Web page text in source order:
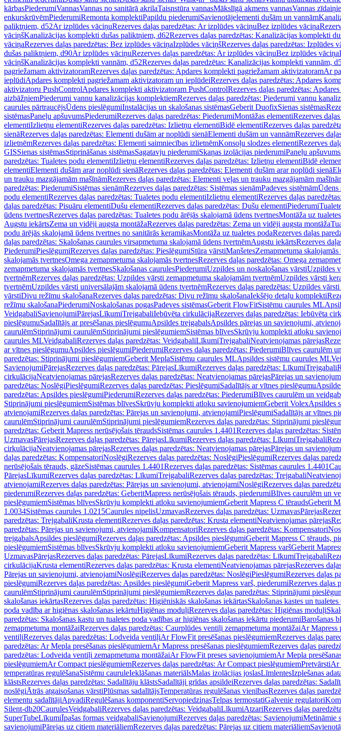
kārbasPiederumiVannasVannas no sanitārā akrilaTaisnstūra vannasMākslīgā akmens vannasVannas
enkurskrūvēmPiederumiRemonta komplektiPapildu piederumiSavienotājelementi dušām un vannām
paliktņiem, d52Ar izplūdes vāciņuRezerves daļas paredzētas: Ar izplūdes vāciņuBez izplūdes vāciņa
vāciņšKanalizācijas komplekti dušas paliktņiem, d62Rezerves daļas paredzētas: Kanalizācijas komplekti
vāciņaRezerves daļas paredzētas: Bez izplūdes vāciņaIzplūdes vāciņšRezerves daļas paredzētas: Izplūdes
dušas paliktņiem, d90Ar izplūdes vāciņuRezerves daļas paredzētas: Ar izplūdes vāciņuBez izplūdes vāciņa
vāciņšKanalizācijas komplekti vannām, d52Rezerves daļas paredzētas: Kanalizācijas komplekti vannām,
pagriežamam aktivizatoramRezerves daļas paredzētas: Apdares komplekti pagriežamam aktivizatoramAr
ieplūdiApdares komplekti pagriežamam aktivizatoram un ieplūdeiRezerves daļas paredzētas: Apdares
aktivizatoru PushControlApdares komplekti aktivizatoram PushControlRezerves daļas paredzētas:
aizbāžņiemPiederumi vannu kanalizācijas komplektiemRezerves daļas paredzētas: Piederumi vannu
caurules pārtraucējsŪdens pieslēgumiInstalācijas un skalošanas sistēmasGeberit DuofixSienas sistēmas
sistēmasPaneļu apšuvumsPiederumiRezerves daļas paredzētas: PiederumiMontāžas elementiRezerves
elementiIzlietņu elementiRezerves daļas paredzētas: Izlietņu elementiBidē elementiRezerves daļas
sienāRezerves daļas paredzētas: Elementi dušām ar noplūdi sienāElementi dušām un vannāmRezerves
izlietnēmRezerves daļas paredzētas: Elementi saimniecības izlietnēmKonsoļu slodzes elementiRezerves
GISSienas sistēmasStiprināšanas sistēmasSagatavju piederumiSkaņas izolācijas piederumiPaneļu apšuvums
paredzētas: Tualetes podu elementiIzlietņu elementiRezerves daļas paredzētas: Izlietņu elementiBidē
elementiElementi dušām arar noplūdi sienāRezerves daļas paredzētas: Elementi dušām arar noplūdi sienā
un trauku mazgājamām mašīnāmRezerves daļas paredzētas: Elementi veļas un trauku mazgājamām
paredzētas: PiederumiSistēmas sienāmRezerves daļas paredzētas: Sistēmas sienāmPadeves sistēmāmŪdens
podu elementiRezerves daļas paredzētas: Tualetes podu elementiIzlietņu elementiRezerves daļas
daļas paredzētas: Pisuāru elementiDušu elementiRezerves daļas paredzētas: Dušu elementiPiederumi
ūdens tvertnesRezerves daļas paredzētas: Tualetes podu ārējās skalojamā ūdens tvertnesMontāža uz
Augstu iekārtsZema un vidēji augsta montāžaRezerves daļas paredzētas: Zema un vidēji augsta montāža
podu ārējās skalojamā ūdens tvertnes no sanitārās keramikasMontāža uz tualetes podaRezerves daļas
daļas paredzētas: Skalošanas caurules virsapmetuma skalojamā ūdens tvertnēmAugstu iekārtsRezerves
PiederumiPieslēgumiRezerves daļas paredzētas: PieslēgumiStūra vārstiManšetesZemapmetuma skalojamās
skalojamās tvertnesOmega zemapmetuma skalojamās tvertnesRezerves daļas paredzētas: Omega
zemapmetuma skalojamās tvertnesSkalošanas caurulesPiederumiUzpildes un noskalošanas vārstiUzpildes
tvertnēmRezerves daļas paredzētas: Uzpildes vārsti zemapmetuma skalojamām tvertnēmUzpildes vārsti
tvertnēmUzpildes vārsti universālajām skalojamā ūdens tvertnēmRezerves daļas paredzētas: Uzpildes
vārstiDivu režīmu skalošanaRezerves daļas paredzētas: Divu režīmu skalošanaIekšējo detaļu komplekti
režīmu skalošanaPiederumiNoskalošanas pogasPadeves sistēmasGeberit FlowFitSistēmu caurules ML
VeidgabaliSavienojumiPārejasLīkumiTrejgabaliIebūvēta cirkulācijaRezerves daļas paredzētas: Iebūvēta
pieslēgumuSadalītājs ar presēšanas pieslēgumuApsildes trejgabalsApsildes pārejas un savienojumi,
caurulēmStiprinājumi caurulēmStiprinājumi pieslēgumiemSistēmas blīvesSkrūvju komplekti atloku
caurules MLVeidgabaliRezerves daļas paredzētas: VeidgabaliLīkumiTrejgabaliNeatvienojamas pārejas
ar vītnes pieslēgumuApsildes pieslēgumiPiederumiRezerves daļas paredzētas: PiederumiBlīves caurulēm
paredzētas: Stiprinājumi pieslēgumiemGeberit MeplaSistēmu caurules MLApsildes sistēmu caurules ML
SavienojumiPārejasRezerves daļas paredzētas: PārejasLīkumiRezerves daļas paredzētas: LīkumiTrejgabali
cirkulācijaNeatvienojamas pārejasRezerves daļas paredzētas: Neatvienojamas pārejasPārejas un
paredzētas: NoslēgiPieslēgumiRezerves daļas paredzētas: PieslēgumiSadalītājs ar vītnes pieslēgumu
paredzētas: Apsildes pieslēgumiPiederumiRezerves daļas paredzētas: PiederumiBlīves caurulēm un
Stiprinājumi pieslēgumiemSistēmas blīvesSkrūvju komplekti atloku savienojumiemGeberit VolexApsildes
atvienojamiRezerves daļas paredzētas: Pārejas un savienojumi, atvienojamiPieslēgumiSadalītājs ar vītnes
caurulēmStiprinājumi caurulēmStiprinājumi pieslēgumiemRezerves daļas paredzētas: Stiprinājumi
paredzētas: Geberit Mapress nerūsējošais tēraudsSistēmas caurules 1.4401Rezerves daļas paredzētas:
UzmavasPārejasRezerves daļas paredzētas: PārejasLīkumiRezerves daļas paredzētas: LīkumiTrejgabali
cirkulācijaNeatvienojamas pārejasRezerves daļas paredzētas: Neatvienojamas pārejasPārejas un
daļas paredzētas: KompensatoriNoslēgiRezerves daļas paredzētas: NoslēgiPieslēgumiRezerves daļas
nerūsējošais tērauds, gāzeSistēmas caurules 1.4401Rezerves daļas paredzētas: Sistēmas caurules 1.4401
PārejasLīkumiRezerves daļas paredzētas: LīkumiTrejgabaliRezerves daļas paredzētas: Trejgabali
atvienojamiRezerves daļas paredzētas: Pārejas un savienojumi, atvienojamiNoslēgiRezerves daļas
piederumiRezerves daļas paredzētas: GeberitMapress nerūsējošais tērauds, piederumiBlīves caurulēm un
pieslēgumiemSistēmas blīvesSkrūvju komplekti atloku savienojumiemGeberit Mapress C tēraudsGeberit
1.0034Sistēmas caurules 1.0215Caurules nipelisUzmavasRezerves daļas paredzētas: UzmavasPārejas
paredzētas: TrejgabaliKrusta elementiRezerves daļas paredzētas: Krusta elementiNeatvienojamas pārejas
paredzētas: Pārejas un savienojumi, atvienojamiKompensatoriRezerves daļas paredzētas: Kompensatori
trejgabalsApsildes pieslēgumiRezerves daļas paredzētas: Apsildes pieslēgumiGeberit Mapress C tērauds,
pieslēgumiemSistēmas blīvesSkrūvju komplekti atloku savienojumiemGeberit Mapress varšGeberit
UzmavasPārejasRezerves daļas paredzētas: PārejasLīkumiRezerves daļas paredzētas: LīkumiTrejgabali
cirkulācijaKrusta elementiRezerves daļas paredzētas: Krusta elementiNeatvienojamas pārejasRezerves
Pārejas un savienojumi, atvienojamiNoslēgiRezerves daļas paredzētas: NoslēgiPieslēgumiRezerves daļas
pieslēgumiRezerves daļas paredzētas: Apsildes pieslēgumiGeberit Mapress varš, piederumiRezerves daļas
caurulēmStiprinājumi caurulēmStiprinājumi pieslēgumiemRezerves daļas paredzētas: Stiprinājumi
skalošanas iekārtasRezerves daļas paredzētas: Higiēniskās skalošanas iekārtasSkalošanas kastes un
poda vadība ar higiēnas skalošanas iekārtuHigiēnas moduļiRezerves daļas paredzētas: Higiēnas moduļi
paredzētas: Skalošanas kastu un tualetes poda vadības ar higiēnas skalošanas iekārtu piederumiBarošanas
zemapmetuma montāžaiRezerves daļas paredzētas: Caurplūdes ventiļi zemapmetuma montāžaiAr Mapress
ventiļiRezerves daļas paredzētas: Lodveida ventiļiAr FlowFit presēšanas pieslēgumiemRezerves daļas
paredzētas: Ar Mepla presēšanas pieslēgumiemAr Mapress presēšanas pieslēgumiemRezerves daļas
paredzētas: Lodveida ventiļi zemapmetuma montāžaiAr FlowFit preses savienojumiemAr Mepla
pieslēgumiemAr Compact pieslēgumiemRezerves daļas paredzētas: Ar Compact pieslēgumiemPretvārstiAr
temperatūras regulēšanaSistēmu cauruleIeklāšanas materiālsMalas izolācijas joslasLīmlentesIzplešanas
klāstsRezerves daļas paredzētas: Sadalītāju klāstsSadalītāji grīdas apsildeiRezerves daļas paredzētas:
noslēgiĀtrās atgaisošanas vārstiPlūsmas sadalītājsTemperatūras regulēšanas vienībasRezerves daļas
elementu sadalītājiApvadiRegulēšanas komponentiServopiedziņasTelpas termostatiGalvenie regulatori
Silent-db20CaurulesVeidgabaliRezerves daļas paredzētas: VeidgabaliLīkumiAtzariRezerves daļas
SuperTubeLīkumiĪpašas formas veidgabaliSavienojumiRezerves daļas paredzētas: SavienojumiMetināmie
savienojumiPārejas uz citiem materiāliemRezerves daļas paredzētas: Pārejas uz citiem materiāliem